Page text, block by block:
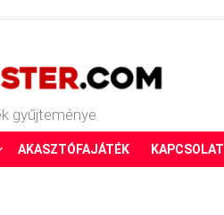
gyűjteménye
AKASZTÓFAJÁTÉK KAPCSOLAT